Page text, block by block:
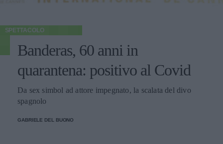
SPETTACOLO
Banderas, 60 anni in
quarantena: positivo al Covid
Da sex simbol ad attore impegnato, la scalata del divo
spagnolo
GABRIELE DEL BUONO